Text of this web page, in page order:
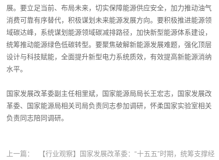
展。要立足当前、布局未来，切实保障能源供应安全，加力推动油气
消费可靠有序替代，积极谋划未来能源发展方向。要积极推进能源领
域碳达峰，系统谋划能源领域碳减排路径，加快新型能源体系建设，
统筹推动能源绿色低碳转型。要聚焦破解新能源发展难题，强化顶层
设计与科技赋能，全面提升新型电力系统质效，有效提高新能源消纳
水平。
国家发展改革委副主任相里斌，国家能源局局长王宏志，国家发展改
革委、国家能源局相关司局负责同志参加调研，怀柔国家实验室相关
负责同志陪同调研。
上一篇：
【行业观察】国家发展改革委：“十五五”时期，统筹支撑经